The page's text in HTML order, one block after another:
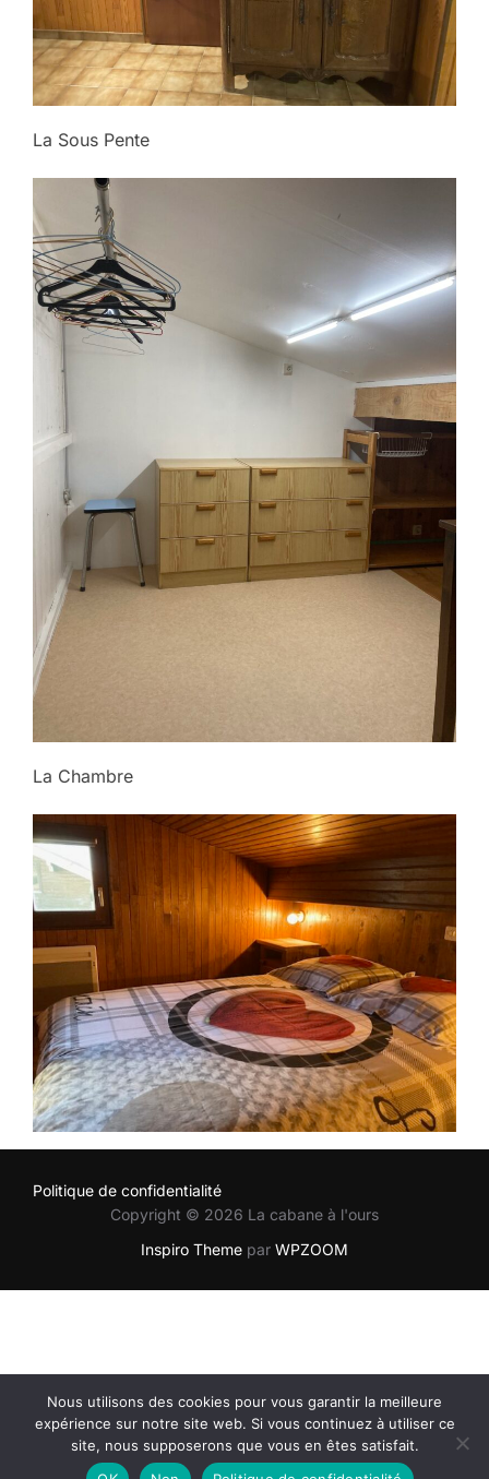
La Sous Pente
La Chambre
Politique de confidentialité
Copyright © 2026 La cabane à l'ours
Inspiro Theme par WPZOOM
Nous utilisons des cookies pour vous garantir la meilleure
expérience sur notre site web. Si vous continuez à utiliser ce
site, nous supposerons que vous en êtes satisfait.